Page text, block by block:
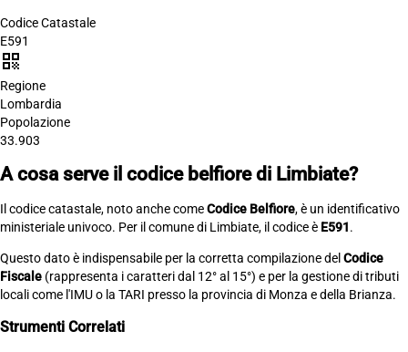
Codice Catastale
E591
qr_code
Regione
Lombardia
Popolazione
33.903
A cosa serve il codice belfiore di Limbiate?
Il codice catastale, noto anche comeCodice Belfiore, è un identificativo
ministeriale univoco. Per il comune di Limbiate, il codice è E591.
Questo dato è indispensabile per la corretta compilazione del Codice
Fiscale (rappresenta i caratteri dal 12° al 15°) e per la gestione di tributi
locali come l'IMU o la TARI presso la provincia di Monza e della Brianza.
Strumenti Correlati